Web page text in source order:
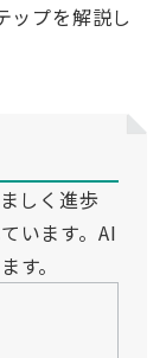
ップを解説し
しく進歩
います。AI
す。